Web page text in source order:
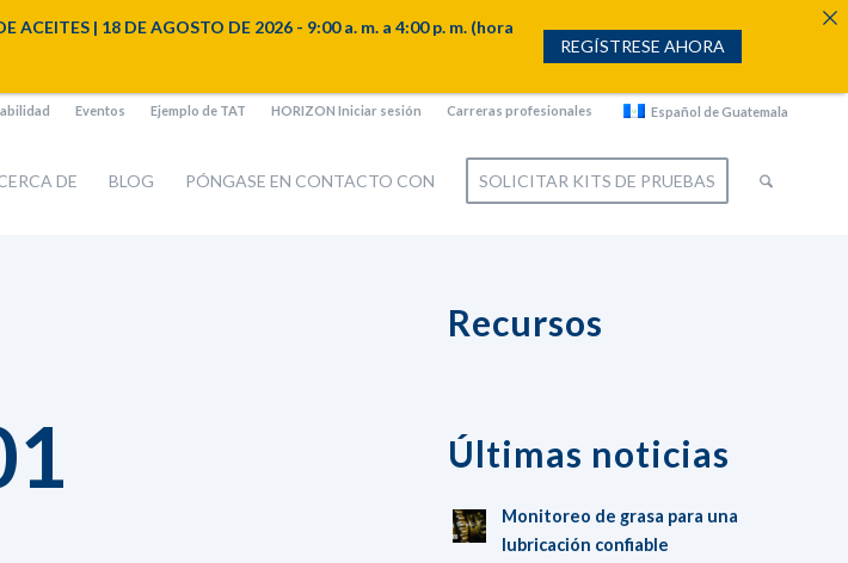
Eventos Ejemplo de TAT HORIZON Iniciar sesión Carreras profesionales Español de Guatemala
DE BLOG PÓNGASE EN CONTACTO CON SOLICITAR KITS DE PRUEBAS
Recursos
Últimas noticias
Monitoreo de grasa para una
lubricación confiable
ACEITES | 18 DE AGOSTO DE 2026 - 9:00 a. m. a 4:00 p. m. (hora
REGÍSTRESE AHORA